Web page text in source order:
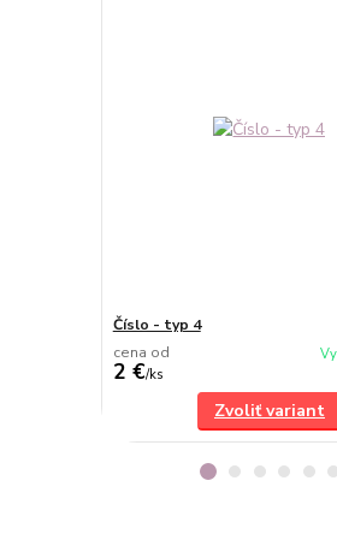
Číslo - typ 4
cena od
2 €/ks
Zvoliť variant